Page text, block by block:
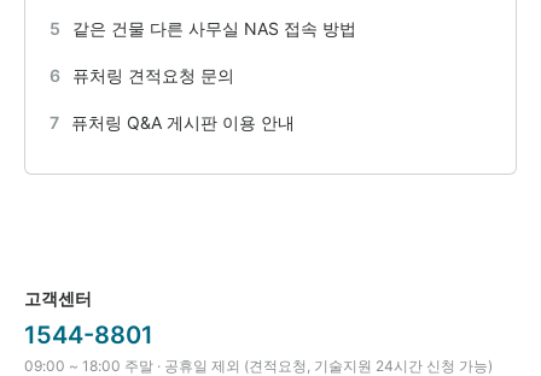
5 같은 건물 다른 사무실 NAS 접속 방법
6 퓨처링 견적요청 문의
7 퓨처링 Q&A 게시판 이용 안내
고객센터
1544-8801
09:00 ~ 18:00 주말 · 공휴일 제외 (견적요청, 기술지원 24시간 신청 가능)